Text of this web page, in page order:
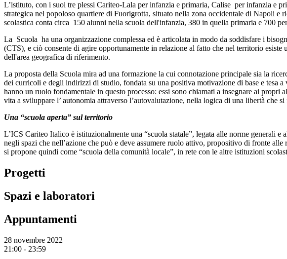
L’istituto, con i suoi tre plessi Cariteo-Lala per infanzia e primaria, Calise per infanzia e
strategica nel popoloso quartiere di Fuorigrotta, situato nella zona occidentale di Napoli
scolastica conta circa 150 alunni nella scuola dell'infanzia, 380 in quella primaria e 700
La Scuola ha una organizzazione complessa ed è articolata in modo da soddisfare i
(CTS), e ciò consente di agire opportunamente in relazione al fatto che nel territorio
dell'area geografica di riferimento.
La proposta della Scuola mira ad una formazione la cui connotazione principale sia la
dei curricoli e degli indirizzi di studio, fondata su una positiva motivazione di base e tesa
hanno un ruolo fondamentale in questo processo: essi sono chiamati a insegnare ai
vita a sviluppare l’ autonomia attraverso l’autovalutazione, nella logica di una libertà che si
Una “scuola aperta” sul territorio
L’ICS Cariteo Italico è istituzionalmente una “scuola statale”, legata alle norme generali
negli spazi che nell’azione che può e deve assumere ruolo attivo, propositivo di fronte
si propone quindi come “scuola della comunità locale”, in rete con le altre istituzioni
Progetti
Spazi e laboratori
Appuntamenti
28 novembre 2022
21:00 - 23:59